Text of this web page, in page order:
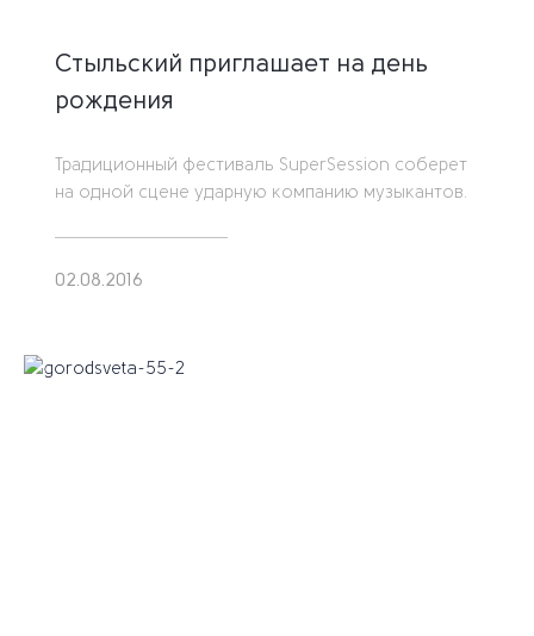
Стыльский приглашает на день
рождения
Традиционный фестиваль SuperSession соберет
на одной сцене ударную компанию музыкантов.
02.08.2016